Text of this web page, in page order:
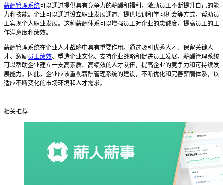
薪酬管理系统可以通过提供具有竞争力的薪酬和福利，激励员工不断提升自己的能
力和技能。企业可以通过设立职业发展通道、提供培训和学习机会等方式，帮助员
工实现个人职业发展。这种薪酬体系可以增强员工对企业的忠诚度，提高员工的工
作满意度和绩效。
薪酬管理系统在企业人才战略中具有重要作用。通过吸引优秀人才、保留关键人
才、激励员工绩效、塑造企业文化、支持企业战略和促进员工发展，薪酬管理系统
可以帮助企业建立一支高素质、高绩效的人才队伍，提高企业的竞争力和可持续发
展能力。因此，企业应该重视薪酬管理系统的建设，不断优化和完善薪酬体系，以
适应不断变化的市场环境和人才需求。
相关推荐